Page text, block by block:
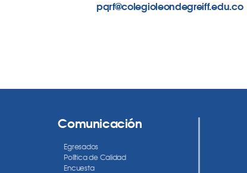
pqrf@colegioleondegreiff.edu.co
Comunicación
Egresados
Política de Calidad
Encuesta